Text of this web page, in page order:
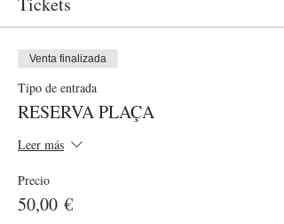
Venta finalizada
Tipo de entrada
RESERVA PLAÇA
Leer más
Precio
50,00 €